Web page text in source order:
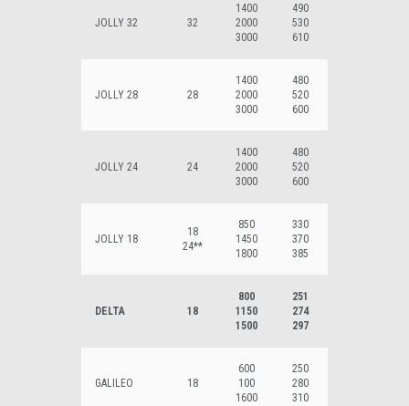
JOLLY 32 32
1400
2000
3000
490
530
610
JOLLY 28 28
1400
2000
3000
480
520
600
JOLLY 24 24
1400
2000
3000
480
520
600
JOLLY 18
18
24**
850
1450
1800
330
370
385
DELTA 18
800
1150
1500
251
274
297
GALILEO 18
600
100
1600
250
280
310